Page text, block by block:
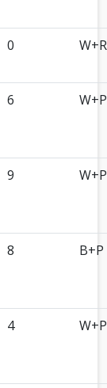
0 W+R
6 W+P
9 W+P
8 B+P
4 W+P